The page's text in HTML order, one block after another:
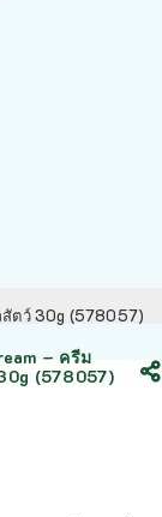
สัตว์ 30g (578057)
– ครีม
(578057)